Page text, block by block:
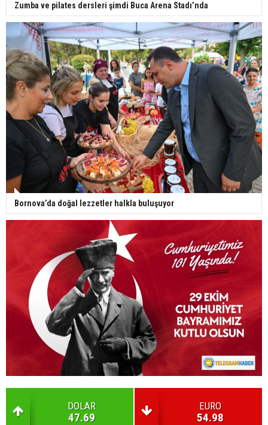
Zumba ve pilates dersleri şimdi Buca Arena Stadı’nda
Bornova’da doğal lezzetler halkla buluşuyor
DOLAR
47.69
EURO
54.98